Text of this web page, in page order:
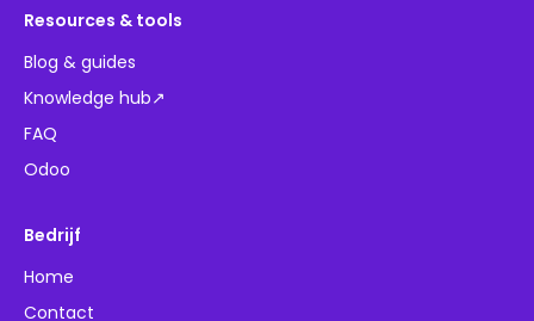
Resources & tools
Blog & guides
Knowledge hub↗
FAQ
Odoo
Bedrijf
Home
Contact